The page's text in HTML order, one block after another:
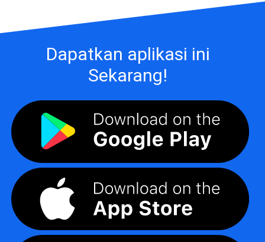
Dapatkan aplikasi ini
Sekarang!